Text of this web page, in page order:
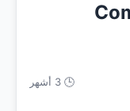
🕒 3 أشهر